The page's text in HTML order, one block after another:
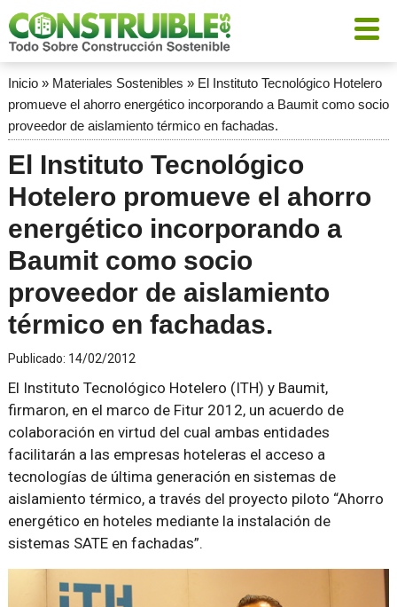
Inicio» Materiales Sostenibles » El Instituto Tecnológico Hotelero
promueve el ahorro energético incorporando a Baumit como socio
proveedor de aislamiento térmico en fachadas.
El Instituto Tecnológico
Hotelero promueve el ahorro
energético incorporando a
Baumit como socio
proveedor de aislamiento
térmico en fachadas.
Publicado: 14/02/2012
El Instituto Tecnológico Hotelero (ITH) y Baumit,
firmaron, en el marco de Fitur 2012, un acuerdo de
colaboración en virtud del cual ambas entidades
facilitarán a las empresas hoteleras el acceso a
tecnologías de última generación en sistemas de
aislamiento térmico, a través del proyecto piloto “Ahorro
energético en hoteles mediante la instalación de
sistemas SATE en fachadas”.